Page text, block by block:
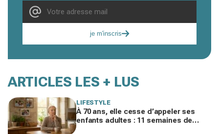
je m'inscris
ARTICLES LES + LUS
LIFESTYLE
À 70 ans, elle cesse d’appeler ses
enfants adultes : 11 semaines de